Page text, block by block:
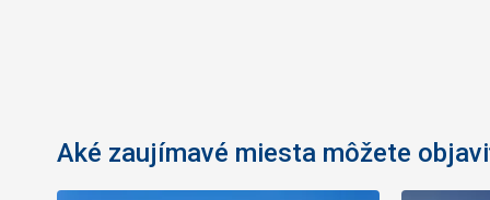
Aké zaujímavé miesta môžete